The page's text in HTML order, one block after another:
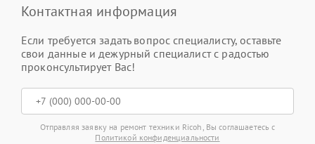
Контактная информация
Если требуется задать вопрос специалисту, оставьте
свои данные и дежурный специалист с радостью
проконсультирует Вас!
Отправляя заявку на ремонт техники Ricoh, Вы соглашаетесь с
Политикой конфиденциальности